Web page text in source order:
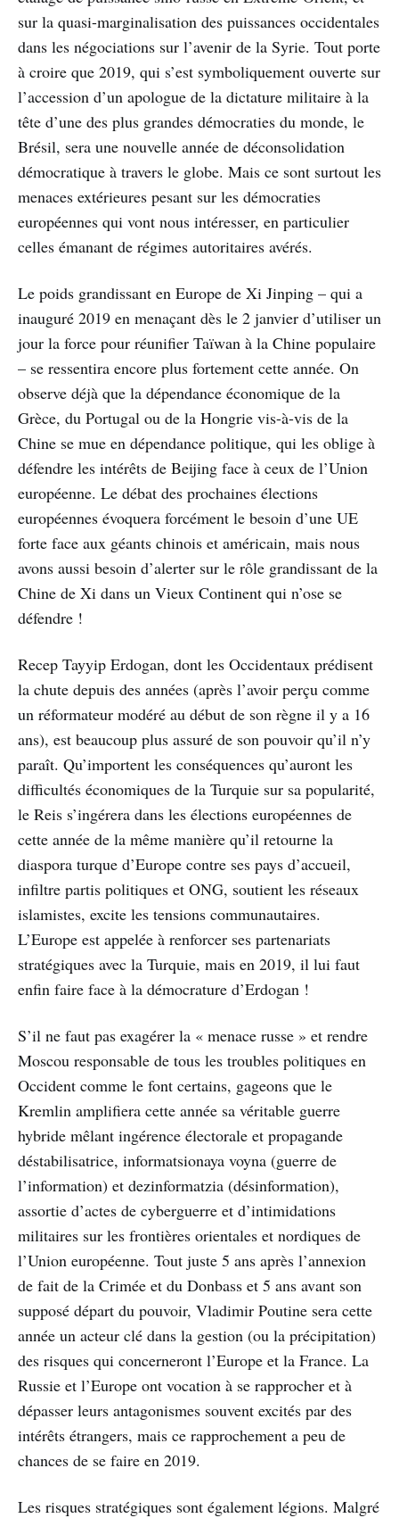
sur la quasi-marginalisation des puissances occidentales
dans les négociations sur l’avenir de la Syrie. Tout porte
à croire que 2019, qui s’est symboliquement ouverte sur
l’accession d’un apologue de la dictature militaire à la
tête d’une des plus grandes démocraties du monde, le
Brésil, sera une nouvelle année de déconsolidation
démocratique à travers le globe. Mais ce sont surtout les
menaces extérieures pesant sur les démocraties
européennes qui vont nous intéresser, en particulier
celles émanant de régimes autoritaires avérés.
Le poids grandissant en Europe de Xi Jinping – qui a
inauguré 2019 en menaçant dès le 2 janvier d’utiliser un
jour la force pour réunifier Taïwan à la Chine populaire
– se ressentira encore plus fortement cette année. On
observe déjà que la dépendance économique de la
Grèce, du Portugal ou de la Hongrie vis-à-vis de la
Chine se mue en dépendance politique, qui les oblige à
défendre les intérêts de Beijing face à ceux de l’Union
européenne. Le débat des prochaines élections
européennes évoquera forcément le besoin d’une UE
forte face aux géants chinois et américain, mais nous
avons aussi besoin d’alerter sur le rôle grandissant de la
Chine de Xi dans un Vieux Continent qui n’ose se
défendre !
Recep Tayyip Erdogan, dont les Occidentaux prédisent
la chute depuis des années (après l’avoir perçu comme
un réformateur modéré au début de son règne il y a 16
ans), est beaucoup plus assuré de son pouvoir qu’il n’y
paraît. Qu’importent les conséquences qu’auront les
difficultés économiques de la Turquie sur sa popularité,
le Reis s’ingérera dans les élections européennes de
cette année de la même manière qu’il retourne la
diaspora turque d’Europe contre ses pays d’accueil,
infiltre partis politiques et ONG, soutient les réseaux
islamistes, excite les tensions communautaires.
L’Europe est appelée à renforcer ses partenariats
stratégiques avec la Turquie, mais en 2019, il lui faut
enfin faire face à la démocrature d’Erdogan !
S’il ne faut pas exagérer la « menace russe » et rendre
Moscou responsable de tous les troubles politiques en
Occident comme le font certains, gageons que le
Kremlin amplifiera cette année sa véritable guerre
hybride mêlant ingérence électorale et propagande
déstabilisatrice, informatsionaya voyna (guerre de
l’information) et dezinformatzia (désinformation),
assortie d’actes de cyberguerre et d’intimidations
militaires sur les frontières orientales et nordiques de
l’Union européenne. Tout juste 5 ans après l’annexion
de fait de la Crimée et du Donbass et 5 ans avant son
supposé départ du pouvoir, Vladimir Poutine sera cette
année un acteur clé dans la gestion (ou la précipitation)
des risques qui concerneront l’Europe et la France. La
Russie et l’Europe ont vocation à se rapprocher et à
dépasser leurs antagonismes souvent excités par des
intérêts étrangers, mais ce rapprochement a peu de
chances de se faire en 2019.
Les risques stratégiques sont également légions. Malgré